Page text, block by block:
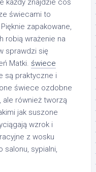
świecami to
zapakowane,
robią wrażenie na
sprawdzi się
Matki. świece
są praktyczne i
świece ozdobne
ale również tworzą
jak suszone
wzrok i
z wosku
sypialni,